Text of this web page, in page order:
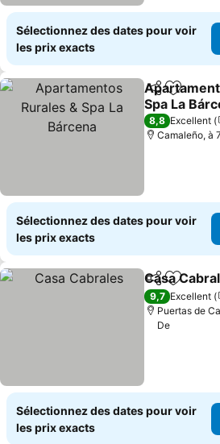
Sélectionnez des dates pour voir
les prix exacts
PartagerAjouter
Spa La
Consulter
8,8 Excellent
Camaleño, à
Sélectionnez des dates pour voir
les prix exacts
PartagerAjouter
Casa
9,7 Excellent
Puertas de
De
Sélectionnez des dates pour voir
les prix exacts